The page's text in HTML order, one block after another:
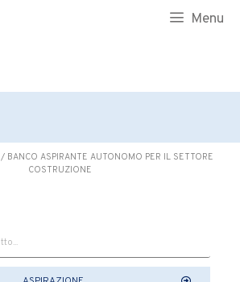
Menu
/ BANCO ASPIRANTE AUTONOMO PER IL SETTORE
COSTRUZIONE